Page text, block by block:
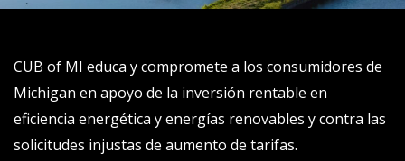
CUB of MI educa y compromete a los consumidores de
Michigan en apoyo de la inversión rentable en
eficiencia energética y energías renovables y contra las
solicitudes injustas de aumento de tarifas.